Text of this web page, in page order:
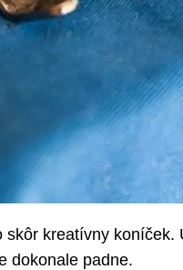
kreatívny koníček.
dokonale padne.